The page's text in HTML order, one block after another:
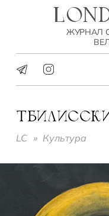
ЖУРНАЛ
LC » Культура